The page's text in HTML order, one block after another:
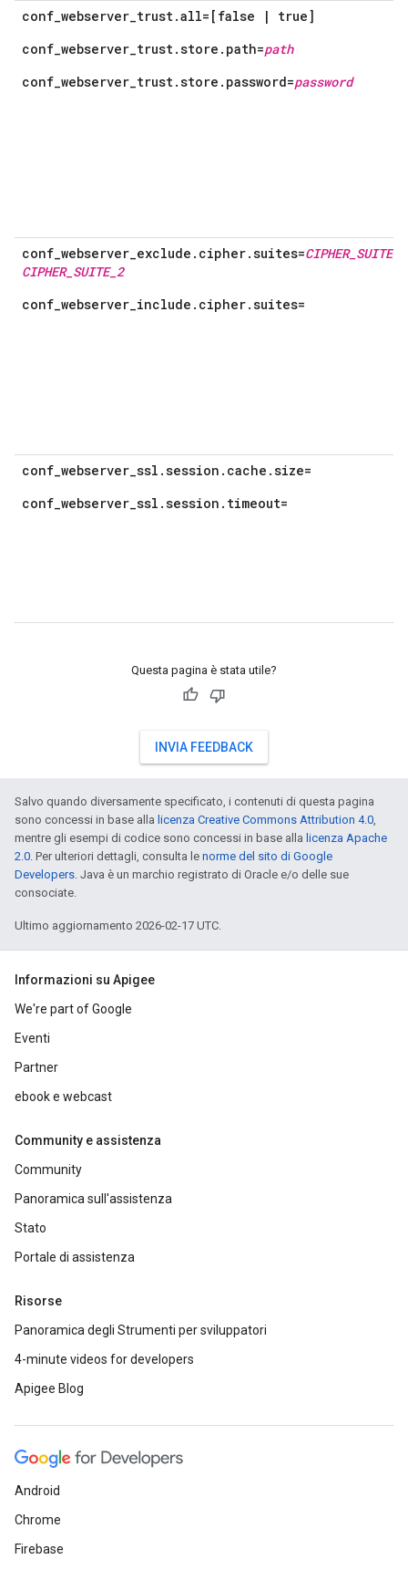
conf_webserver_trust.all=[false | true]
conf_webserver_trust.store.path=path
conf_webserver_trust.store.password=password
conf_webserver_exclude.cipher.suites=CIPHER_SUITE_1
CIPHER_SUITE_2
conf_webserver_include.cipher.suites=
conf_webserver_ssl.session.cache.size=
conf_webserver_ssl.session.timeout=
Questa pagina è stata utile?
INVIA FEEDBACK
Salvo quando diversamente specificato, i contenuti di questa pagina
sono concessi in base alla licenza Creative Commons Attribution 4.0,
mentre gli esempi di codice sono concessi in base alla licenza Apache
2.0. Per ulteriori dettagli, consulta le norme del sito di Google
Developers. Java è un marchio registrato di Oracle e/o delle sue
consociate.
Ultimo aggiornamento 2026-02-17 UTC.
Informazioni su Apigee
We're part of Google
Eventi
Partner
ebook e webcast
Community e assistenza
Community
Panoramica sull'assistenza
Stato
Portale di assistenza
Risorse
Panoramica degli Strumenti per sviluppatori
4-minute videos for developers
Apigee Blog
Android
Chrome
Firebase